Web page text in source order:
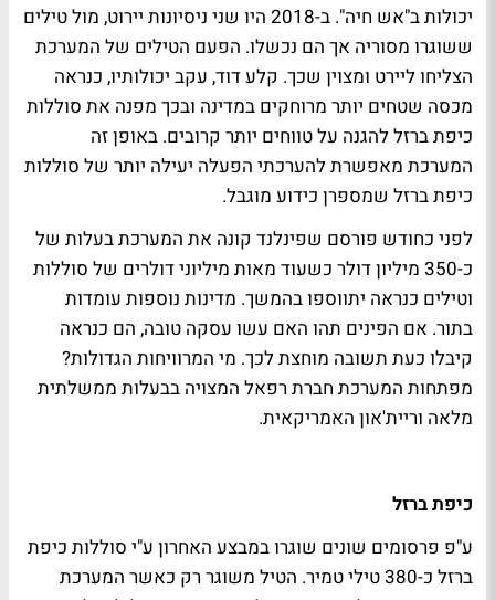
יכולות ב"אש חיה". ב-2018 היו שני ניסיונות יירוט, מול טילים
ששוגרו מסוריה אך הם נכשלו. הפעם הטילים של המערכת
הצליחו ליירט ומצוין שכך. קלע דוד, עקב יכולותיו, כנראה
מכסה שטחים יותר מרוחקים במדינה ובכך מפנה את סוללות
כיפת ברזל להגנה על טווחים יותר קרובים. באופן זה
המערכת מאפשרת להערכתי הפעלה יעילה יותר של סוללות
כיפת ברזל שמספרן כידוע מוגבל.
לפני כחודש פורסם שפינלנד קונה את המערכת בעלות של
כ-350 מיליון דולר כשעוד מאות מיליוני דולרים של סוללות
וטילים כנראה יתווספו בהמשך. מדינות נוספות עומדות
בתור. אם הפינים תהו האם עשו עסקה טובה, הם כנראה
קיבלו כעת תשובה מוחצת לכך. מי המרוויחות הגדולות?
מפתחות המערכת חברת רפאל המצויה בבעלות ממשלתית
מלאה וריית'און האמריקאית.
כיפת ברזל
ע"פ פרסומים שונים שוגרו במבצע האחרון ע"י סוללות כיפת
ברזל כ-380 טילי טמיר. הטיל משוגר רק כאשר המערכת